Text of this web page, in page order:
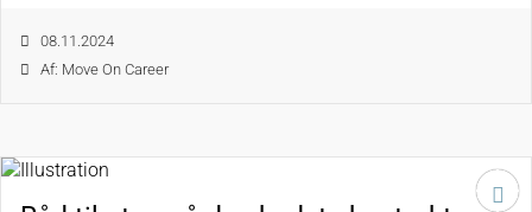
08.11.2024
Af: Move On Career